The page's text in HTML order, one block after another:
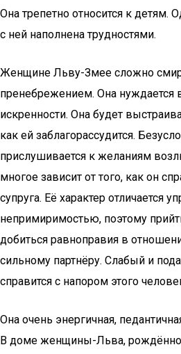
Она трепетно относится к детям.
с ней наполнена трудностями.
Женщине Льву-Змее сложно
пренебрежением. Она нуждается
искренности. Она будет
как ей заблагорассудится.
прислушивается к желаниям
многое зависит от того, как он
супруга. Её характер отличается
непримиримостью, поэтому
добиться равноправия в
сильному партнёру. Слабый и
справится с напором этого
Она очень энергичная,
В доме женщины-Льва,